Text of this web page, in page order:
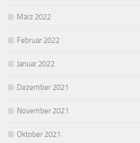
März 2022
Februar 2022
Januar 2022
Dezember 2021
November 2021
Oktober 2021